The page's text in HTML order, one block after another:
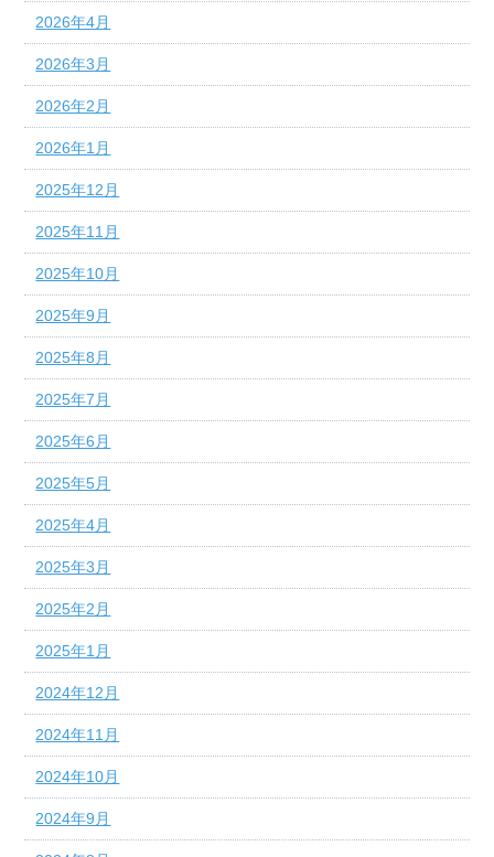
2026年4月
2026年3月
2026年2月
2026年1月
2025年12月
2025年11月
2025年10月
2025年9月
2025年8月
2025年7月
2025年6月
2025年5月
2025年4月
2025年3月
2025年2月
2025年1月
2024年12月
2024年11月
2024年10月
2024年9月